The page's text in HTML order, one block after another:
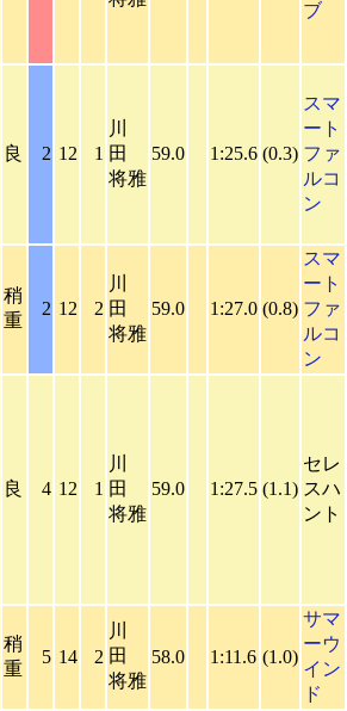
ブ
良 2 12 1
川
田
将雅
59.0 1:25.6 (0.3)
スマ
ート
ファ
ルコ
ン
稍
重
2 12 2
川
田
将雅
59.0 1:27.0 (0.8)
スマ
ート
ファ
ルコ
ン
良 4 12 1
川
田
将雅
59.0 1:27.5 (1.1)
セレ
スハ
ント
稍
重
5 14 2
川
田
将雅
58.0 1:11.6 (1.0)
サマ
ーウ
イン
ド